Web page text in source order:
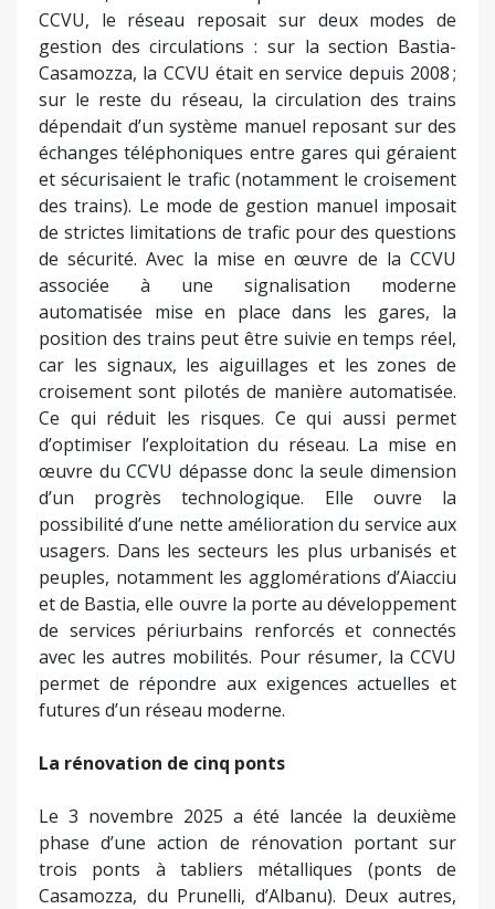
CCVU, le réseau reposait sur deux modes de
gestion des circulations : sur la section Bastia-
Casamozza, la CCVU était en service depuis 2008 ;
sur le reste du réseau, la circulation des trains
dépendait d’un système manuel reposant sur des
échanges téléphoniques entre gares qui géraient
et sécurisaient le trafic (notamment le croisement
des trains). Le mode de gestion manuel imposait
de strictes limitations de trafic pour des questions
de sécurité. Avec la mise en œuvre de la CCVU
associée à une signalisation moderne
automatisée mise en place dans les gares, la
position des trains peut être suivie en temps réel,
car les signaux, les aiguillages et les zones de
croisement sont pilotés de manière automatisée.
Ce qui réduit les risques. Ce qui aussi permet
d’optimiser l’exploitation du réseau. La mise en
œuvre du CCVU dépasse donc la seule dimension
d’un progrès technologique. Elle ouvre la
possibilité d’une nette amélioration du service aux
usagers. Dans les secteurs les plus urbanisés et
peuples, notamment les agglomérations d’Aiacciu
et de Bastia, elle ouvre la porte au développement
de services périurbains renforcés et connectés
avec les autres mobilités. Pour résumer, la CCVU
permet de répondre aux exigences actuelles et
futures d’un réseau moderne.
La rénovation de cinq ponts
Le 3 novembre 2025 a été lancée la deuxième
phase d’une action de rénovation portant sur
trois ponts à tabliers métalliques (ponts de
Casamozza, du Prunelli, d’Albanu). Deux autres,